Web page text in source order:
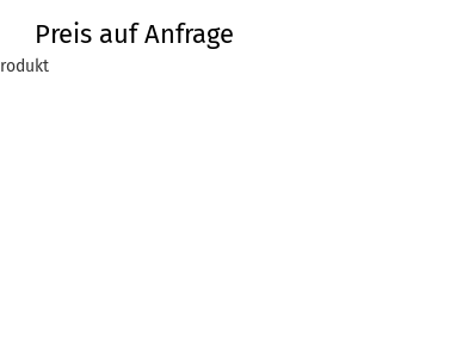
Preis auf Anfrage